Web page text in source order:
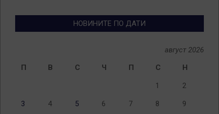
НОВИНИТЕ ПО ДАТИ
август 2026
П
В С Ч П С Н
1 2
3 4 5 6 7 8 9